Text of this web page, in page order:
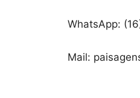
WhatsApp:
Mail: